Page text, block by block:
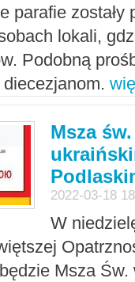
parafie zostały
lokali,
Podobną
Msza
2022-03-18
W
Msza Św.